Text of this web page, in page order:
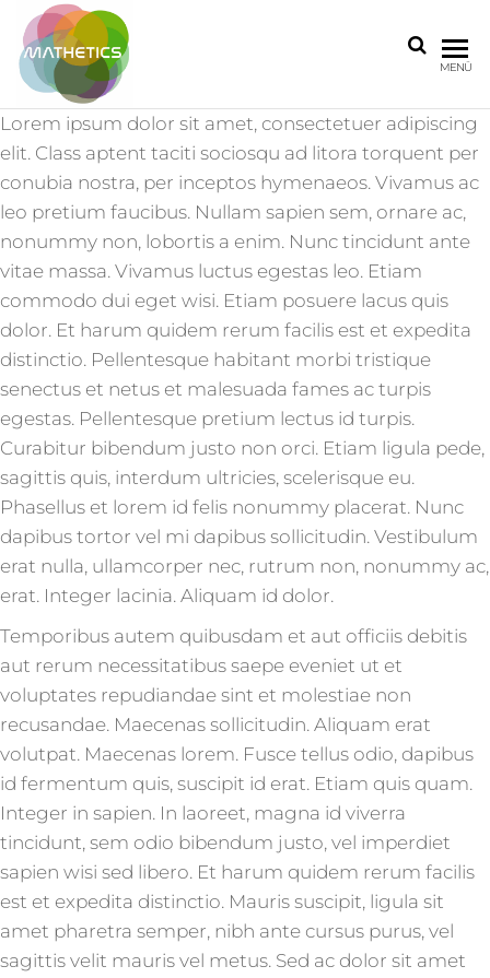
MENÜ
Lorem ipsum dolor sit amet, consectetuer adipiscing
elit. Class aptent taciti sociosqu ad litora torquent per
conubia nostra, per inceptos hymenaeos. Vivamus ac
leo pretium faucibus. Nullam sapien sem, ornare ac,
nonummy non, lobortis a enim. Nunc tincidunt ante
vitae massa. Vivamus luctus egestas leo. Etiam
commodo dui eget wisi. Etiam posuere lacus quis
dolor. Et harum quidem rerum facilis est et expedita
distinctio. Pellentesque habitant morbi tristique
senectus et netus et malesuada fames ac turpis
egestas. Pellentesque pretium lectus id turpis.
Curabitur bibendum justo non orci. Etiam ligula pede,
sagittis quis, interdum ultricies, scelerisque eu.
Phasellus et lorem id felis nonummy placerat. Nunc
dapibus tortor vel mi dapibus sollicitudin. Vestibulum
erat nulla, ullamcorper nec, rutrum non, nonummy ac,
erat. Integer lacinia. Aliquam id dolor.
Temporibus autem quibusdam et aut officiis debitis
aut rerum necessitatibus saepe eveniet ut et
voluptates repudiandae sint et molestiae non
recusandae. Maecenas sollicitudin. Aliquam erat
volutpat. Maecenas lorem. Fusce tellus odio, dapibus
id fermentum quis, suscipit id erat. Etiam quis quam.
Integer in sapien. In laoreet, magna id viverra
tincidunt, sem odio bibendum justo, vel imperdiet
sapien wisi sed libero. Et harum quidem rerum facilis
est et expedita distinctio. Mauris suscipit, ligula sit
amet pharetra semper, nibh ante cursus purus, vel
sagittis velit mauris vel metus. Sed ac dolor sit amet